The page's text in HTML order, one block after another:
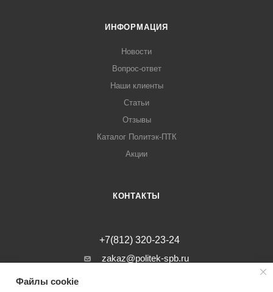
ИНФОРМАЦИЯ
Новости
Вопрос-ответ
Наши клиенты
Статьи
Отзывы
Каталог Политэк-ПТК
Акции
КОНТАКТЫ
+7(812) 320-23-24
zakaz@politek-spb.ru
г. Санкт-Петербург, Минеральная ул, д.
Файлы cookie